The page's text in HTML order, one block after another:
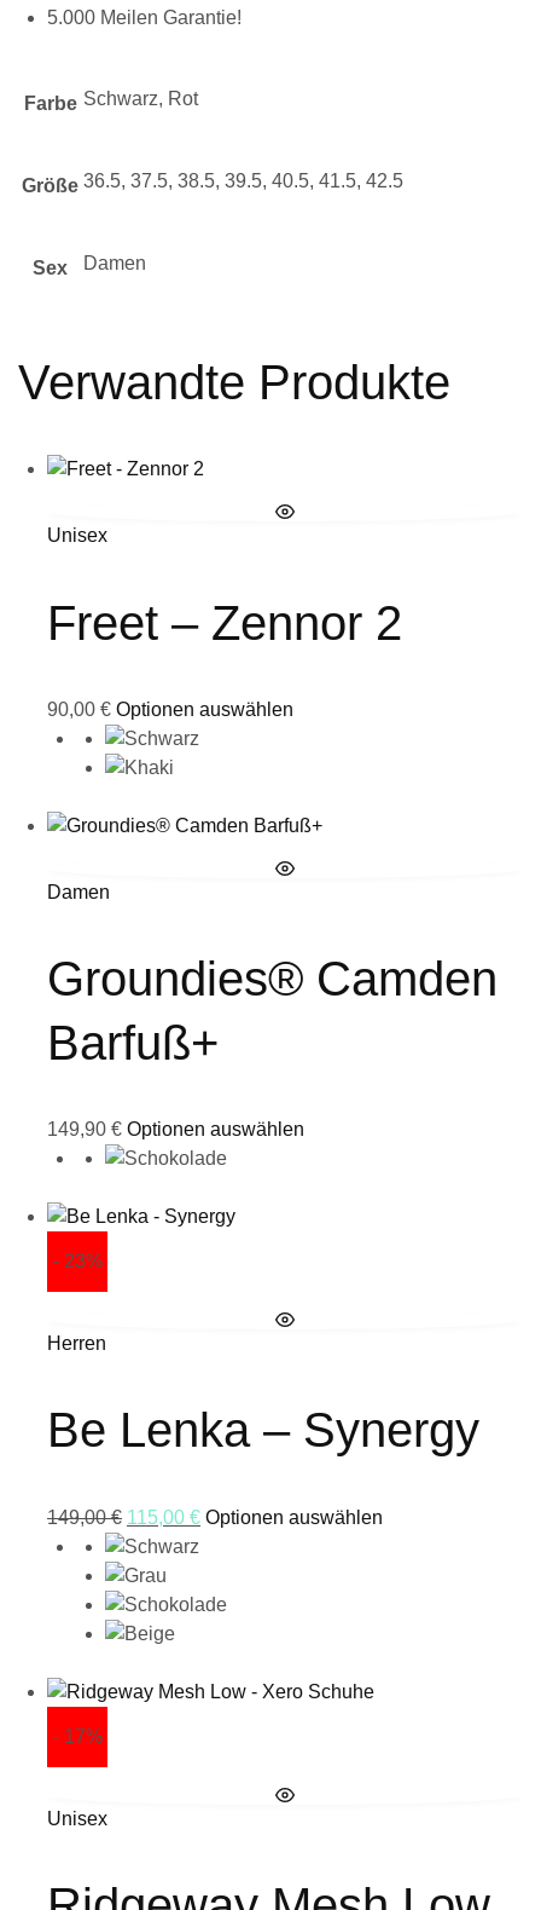
5.000 Meilen Garantie!
Farbe Schwarz, Rot
Größe 36.5, 37.5, 38.5, 39.5, 40.5, 41.5, 42.5
Sex Damen
Verwandte Produkte
Unisex
Freet – Zennor 2
90,00 € Optionen auswählen
Damen
Groundies® Camden
Barfuß+
149,90 € Optionen auswählen
- 23%
Herren
Be Lenka – Synergy
149,00€ 115,00 € Optionen auswählen
- 17%
Unisex